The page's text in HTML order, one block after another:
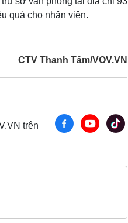
quả cho nhân viên.
CTV Thanh Tâm/VOV.VN
trên